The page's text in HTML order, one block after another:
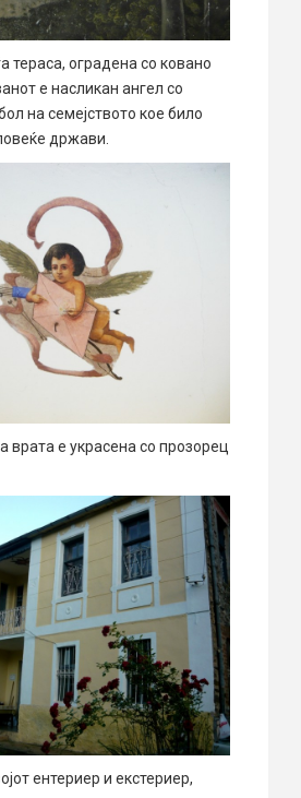
тераса, оградена со ковано
е насликан ангел со
на семејството кое било
држави.
врата е украсена со прозорец
ентериер и екстериер,